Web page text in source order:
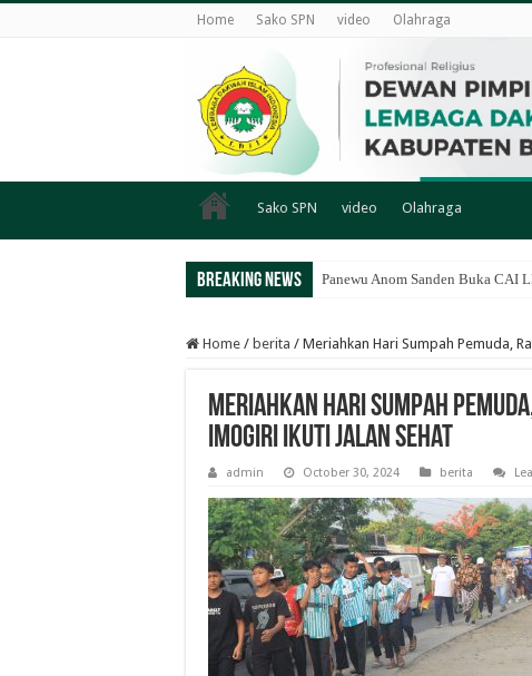
Home Sako SPN video Olahraga
Sako SPN video Olahraga
Breaking News Panewu Anom Sanden Buka CAI
Home / berita / Meriahkan Hari Sumpah Pemuda,
Meriahkan Hari Sumpah
Imogiri Ikuti Jalan Sehat
admin October 30, 2024 berita